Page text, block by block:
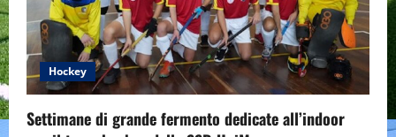
Hockey
Settimane di grande fermento dedicate all’indoor